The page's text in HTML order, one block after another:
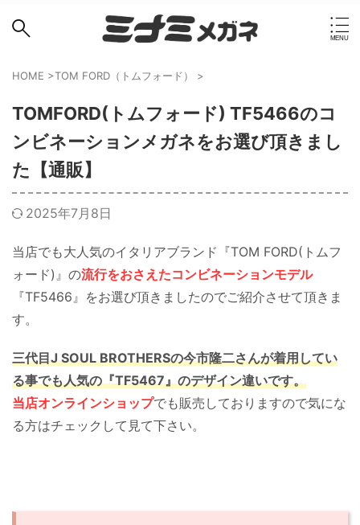
HOME >TOM FORD（トムフォード） >
TOMFORD(トムフォード) TF5466のコ
ンビネーションメガネをお選び頂きまし
た【通販】
2025年7月8日
当店でも大人気のイタリアブランド『TOM FORD(トムフ
ォード)』の流行をおさえたコンビネーションモデル
『TF5466』をお選び頂きましたのでご紹介させて頂きま
す。
三代目J SOUL BROTHERSの今市隆二さんが着用してい
る事でも人気の『TF5467』のデザイン違いです。
当店オンラインショップでも販売しておりますので気にな
る方はチェックして見て下さい。